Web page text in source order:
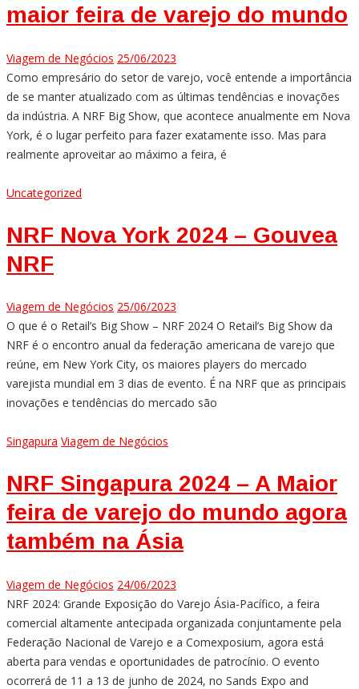
maior feira de varejo do mundo
Viagem de Negócios 25/06/2023
Como empresário do setor de varejo, você entende a importância
de se manter atualizado com as últimas tendências e inovações
da indústria. A NRF Big Show, que acontece anualmente em Nova
York, é o lugar perfeito para fazer exatamente isso. Mas para
realmente aproveitar ao máximo a feira, é
Uncategorized
NRF Nova York 2024 – Gouvea
NRF
Viagem de Negócios 25/06/2023
O que é o Retail’s Big Show – NRF 2024 O Retail’s Big Show da
NRF é o encontro anual da federação americana de varejo que
reúne, em New York City, os maiores players do mercado
varejista mundial em 3 dias de evento. É na NRF que as principais
inovações e tendências do mercado são
Singapura Viagem de Negócios
NRF Singapura 2024 – A Maior
feira de varejo do mundo agora
também na Ásia
Viagem de Negócios 24/06/2023
NRF 2024: Grande Exposição do Varejo Ásia-Pacífico, a feira
comercial altamente antecipada organizada conjuntamente pela
Federação Nacional de Varejo e a Comexposium, agora está
aberta para vendas e oportunidades de patrocínio. O evento
ocorrerá de 11 a 13 de junho de 2024, no Sands Expo and